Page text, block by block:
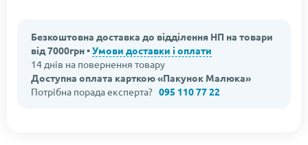
Безкоштовна доставка до відділення НП на товари
від 7000грн •Умови доставки і оплати
14 днів на повернення товару
Доступна оплата карткою «Пакунок Малюка»
Потрібна порада експерта? 095 110 77 22